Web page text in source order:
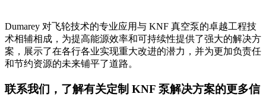
Dumarey 对飞轮技术的专业应用与 KNF 真空泵的卓越工程技
术相辅相成，为提高能源效率和可持续性提供了强大的解决方
案，展示了在各行各业实现重大改进的潜力，并为更加负责任
和节约资源的未来铺平了道路。
联系我们，了解有关定制 KNF 泵解决方案的更多信